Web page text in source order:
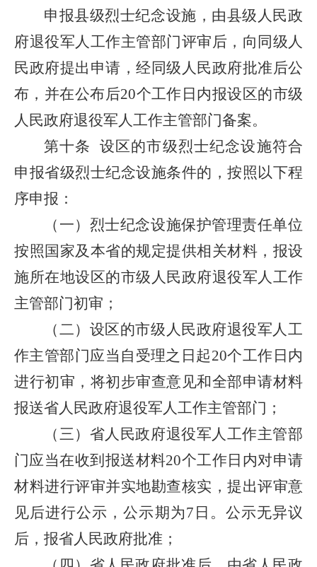
申报县级烈士纪念设施，由县级人民政
府退役军人工作主管部门评审后，向同级人
民政府提出申请，经同级人民政府批准后公
布，并在公布后20个工作日内报设区的市级
人民政府退役军人工作主管部门备案。
第十条 设区的市级烈士纪念设施符合
申报省级烈士纪念设施条件的，按照以下程
序申报：
（一）烈士纪念设施保护管理责任单位
按照国家及本省的规定提供相关材料，报设
施所在地设区的市级人民政府退役军人工作
主管部门初审；
（二）设区的市级人民政府退役军人工
作主管部门应当自受理之日起20个工作日内
进行初审，将初步审查意见和全部申请材料
报送省人民政府退役军人工作主管部门；
（三）省人民政府退役军人工作主管部
门应当在收到报送材料20个工作日内对申请
材料进行评审并实地勘查核实，提出评审意
见后进行公示，公示期为7日。公示无异议
后，报省人民政府批准；